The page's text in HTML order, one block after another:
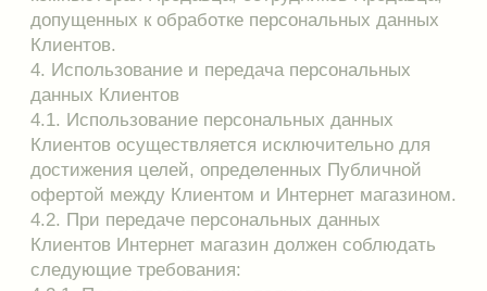
5.4. Документы, содержащие персональные
данные Клиентов, хранятся в помещениях
Продавца, обеспечивающих защиту от
несанкционированного доступа.
5.5. Защита доступа к электронным базам
данных, содержащим персональные данные
- использованием лицензионных программных
продуктов, предотвращающих
несанкционированный доступ третьих лиц к
персональным данным Клиентов; - системой
паролей. Пароли устанавливаются системным
администратором и сообщаются индивидуально
сотрудникам, имеющим доступ к персональным
данным Клиентов.